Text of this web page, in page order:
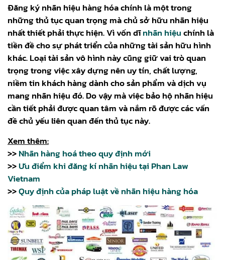
Đăng ký nhãn hiệu hàng hóa chính là một trong
những thủ tục quan trọng mà chủ sở hữu nhãn hiệu
nhất thiết phải thực hiện. Vì vốn dĩnhãn hiệuchính là
tiền đề cho sự phát triển của những tài sản hữu hình
khác. Loại tài sản vô hình này cũng giữ vai trò quan
trọng trong việc xây dựng nên uy tín, chất lượng,
niềm tin khách hàng dành cho sản phẩm và dịch vụ
mang nhãn hiệu đó. Do vậy mà việc bảo hộ nhãn hiệu
cần tiết phải được quan tâm và nắm rõ được các vấn
đề chủ yếu liên quan đến thủ tục này.
Xem thêm:
>>Nhãn hàng hoá theo quy định mới
>>Ưu điểm khi đăng kí nhãn hiệu tại Phan Law
Vietnam
>>Quy định của pháp luật về nhãn hiệu hàng hóa